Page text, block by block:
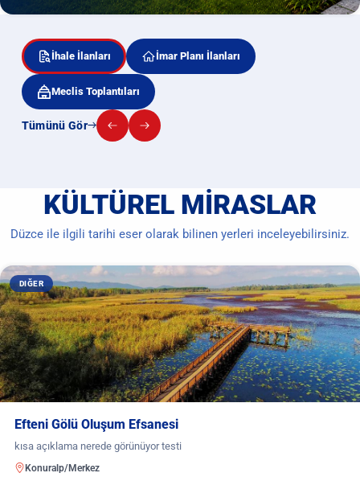
İhale İlanları İmar Planı İlanları
Meclis Toplantıları
Tümünü Gör
KÜLTÜREL MIRASLAR
Düzce ile ilgili tarihi eser olarak bilinen yerleri inceleyebilirsiniz.
DIĞER
Efteni Gölü Oluşum Efsanesi
kısa açıklama nerede görünüyor testi
Konuralp/Merkez